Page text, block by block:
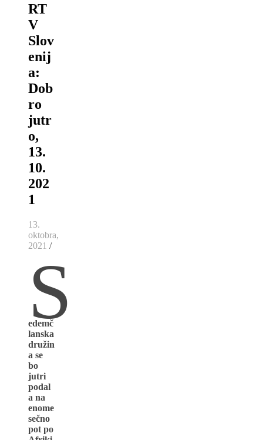
RT
V
Slov
enij
a:
Dob
ro
jutr
o,
13.
10.
202
1
13.
oktobra,
2021 /
S
edemč
lanska
družin
a se
bo
jutri
podal
a na
enome
sečno
pot po